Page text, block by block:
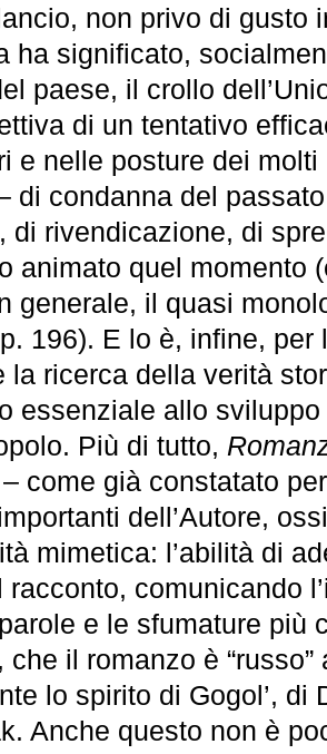
non privo di gusto
ha significato,
paese, il crollo
di un tentativo
e nelle posture dei
di condanna del
di rivendicazione, di
animato quel momento
generale, il quasi
196). E lo è, infine, per
la ricerca della verità
essenziale allo
Più di tutto,
come già constatato
dell’Autore,
mimetica: l’abilità di
racconto, comunicando
e le sfumature più
che il romanzo è
lo spirito di Gogol’, di
Anche questo non è